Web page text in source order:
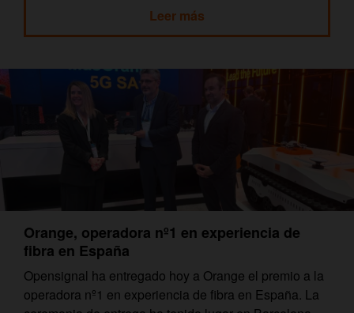
Leer más
Orange, operadora nº1 en experiencia de
fibra en España
Opensignal ha entregado hoy a Orange el premio a la
operadora nº1 en experiencia de fibra en España. La